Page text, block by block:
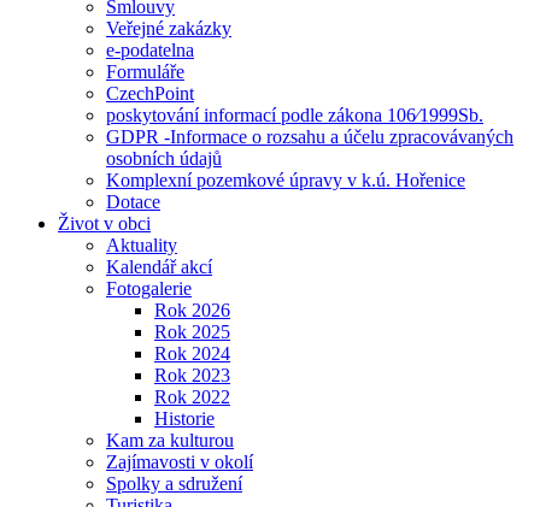
Smlouvy
Veřejné zakázky
e-podatelna
Formuláře
CzechPoint
poskytování informací podle zákona 106⁄1999Sb.
GDPR -Informace o rozsahu a účelu zpracovávaných
osobních údajů
Komplexní pozemkové úpravy v k.ú. Hořenice
Dotace
Život v obci
Aktuality
Kalendář akcí
Fotogalerie
Rok 2026
Rok 2025
Rok 2024
Rok 2023
Rok 2022
Historie
Kam za kulturou
Zajímavosti v okolí
Spolky a sdružení